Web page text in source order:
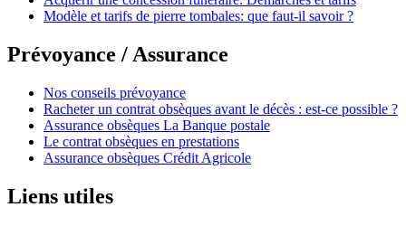
Modèle et tarifs de pierre tombales: que faut-il savoir ?
Prévoyance / Assurance
Nos conseils prévoyance
Racheter un contrat obsèques avant le décès : est-ce possible ?
Assurance obsèques La Banque postale
Le contrat obsèques en prestations
Assurance obsèques Crédit Agricole
Liens utiles